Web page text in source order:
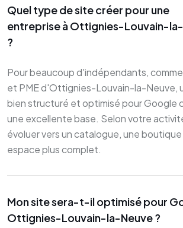
Quel type de site créer pour une
entreprise à Ottignies-Louvain-
?
Pour beaucoup d'indépendants,
et PME d'Ottignies-Louvain-la-Neuve,
bien structuré et optimisé pour Google
une excellente base. Selon votre
évoluer vers un catalogue, une boutique
espace plus complet.
Mon site sera-t-il optimisé pour
Ottignies-Louvain-la-Neuve ?